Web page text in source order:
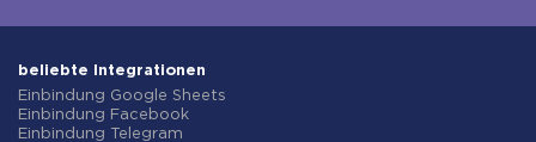
beliebte Integrationen
Einbindung Google Sheets
Einbindung Facebook
Einbindung Telegram